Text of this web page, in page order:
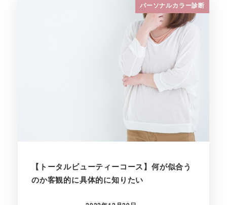
パーソナルカラー診断
【トータルビューティーコース】何が似合う
のか客観的に具体的に知りたい